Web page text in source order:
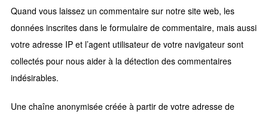
Quand vous laissez un commentaire sur notre site web, les
données inscrites dans le formulaire de commentaire, mais aussi
votre adresse IP et l’agent utilisateur de votre navigateur sont
collectés pour nous aider à la détection des commentaires
indésirables.
Une chaîne anonymisée créée à partir de votre adresse de